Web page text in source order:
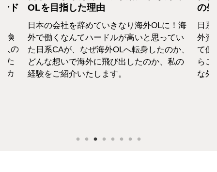
ド
換
人の
た
カ
OLを目指した理由
日本の会社を辞めていきなり海外OLに！海
外で働くなんてハードルが高いと思ってい
た日系CAが、なぜ海外OLへ転身したのか、
どんな想いで海外に飛び出したのか、私の
経験をご紹介いたします。
の
日
外資
て働
らこ
な外